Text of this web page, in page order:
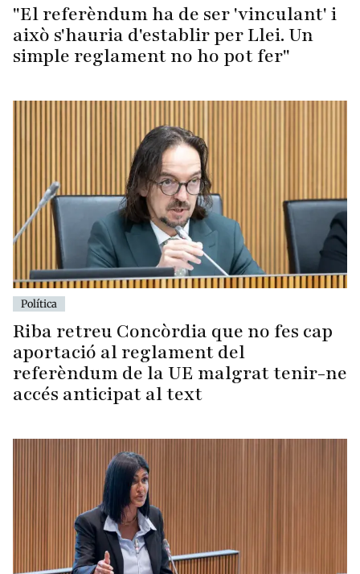
"El referèndum ha de ser 'vinculant' i
això s'hauria d'establir per Llei. Un
simple reglament no ho pot fer"
Política
Riba retreu Concòrdia que no fes cap
aportació al reglament del
referèndum de la UE malgrat tenir-ne
accés anticipat al text